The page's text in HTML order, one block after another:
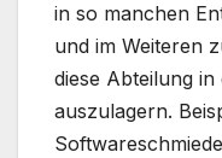
in so manchen
und im Weiteren
diese Abteilung
auszulagern.